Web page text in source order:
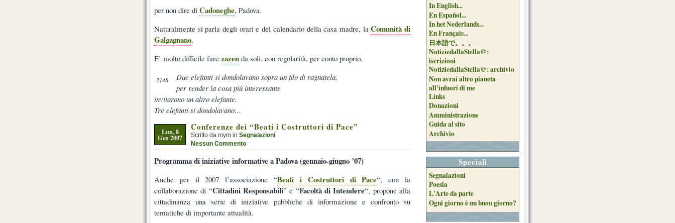
per non dire di Cadoneghe, Padova.
Naturalmente si parla degli orari e del calendario della casa madre, laComunità di
Galgagnano.
E’ molto difficile fare zazen da soli, con regolarità, per conto proprio.
2148
Due elefanti si dondolavano sopra un filo di ragnatela,
per render la cosa più interessante
invitarono un altro elefante.
Tre elefanti si dondolavano…
Lun, 8
Gen 2007
Conferenze dei “Beati i Costruttori di Pace”
Scritto da mym in Segnalazioni
Nessun Commento
Programma di iniziative informative a Padova (gennaio-giugno ’07)
Anche per il 2007 l’associazione “Beati i Costruttori di Pace“, con la
collaborazione di “Cittadini Responsabili” e “Facoltà di Intendere“, propone alla
cittadinanza una serie di iniziative pubbliche di informazione e confronto su
tematiche di importante attualità.
In English...
En Español...
In het Nederlands...
En Français...
日本語で。。。
NotiziedallaStella@:
iscrizioni
NotiziedallaStella@: archivio
Non avrai altro pianeta
all'infuori di me
Links
Donazioni
Amministrazione
Guida al sito
Archivio
Speciali
Segnalazioni
Poesia
L'Arte da parte
Ogni giorno è un buon giorno?